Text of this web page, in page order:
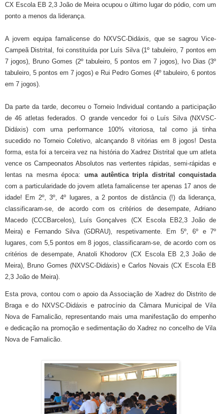
CX Escola EB 2,3 João de Meira ocupou o último lugar do pódio, com um
ponto a menos da liderança.
A jovem equipa famalicense do NXVSC-Didáxis, que se sagrou Vice-
Campeã Distrital, foi constituída por Luís Silva (1º tabuleiro, 7 pontos em
7 jogos), Bruno Gomes (2º tabuleiro, 5 pontos em 7 jogos), Ivo Dias (3º
tabuleiro, 5 pontos em 7 jogos) e Rui Pedro Gomes (4º tabuleiro, 6 pontos
em 7 jogos).
Da parte da tarde, decorreu o Torneio Individual contando a participação
de 46 atletas federados. O grande vencedor foi o Luís Silva (NXVSC-
Didáxis) com uma performance 100% vitoriosa, tal como já tinha
sucedido no Torneio Coletivo, alcançando 8 vitórias em 8 jogos! Desta
forma, esta foi a terceira vez na história do Xadrez Distrital que um atleta
vence os Campeonatos Absolutos nas vertentes rápidas, semi-rápidas e
lentas na mesma época: uma autêntica tripla distrital conquistada
com a particularidade do jovem atleta famalicense ter apenas 17 anos de
idade! Em 2º, 3º, 4º lugares, a 2 pontos de distância (!) da liderança,
classificaram-se, de acordo com os critérios de desempate, Adriano
Macedo (CCCBarcelos), Luís Gonçalves (CX Escola EB2,3 João de
Meira) e Fernando Silva (GDRAU), respetivamente. Em 5º, 6º e 7º
lugares, com 5,5 pontos em 8 jogos, classificaram-se, de acordo com os
critérios de desempate, Anatoli Khodorov (CX Escola EB 2,3 João de
Meira), Bruno Gomes (NXVSC-Didáxis) e Carlos Novais (CX Escola EB
2,3 João de Meira).
Esta prova, contou com o apoio da Associação de Xadrez do Distrito de
Braga e do NXVSC-Didáxis e patrocínio da Câmara Municipal de Vila
Nova de Famalicão, representando mais uma manifestação do empenho
e dedicação na promoção e sedimentação do Xadrez no concelho de Vila
Nova de Famalicão.